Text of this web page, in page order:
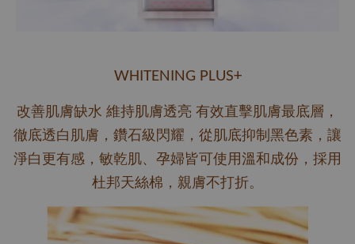
WHITENING PLUS+
改善肌膚缺水 維持肌膚透亮 有效直擊肌膚最底層，
徹底透白肌膚，鑽石級閃耀，從肌底抑制黑色素，讓
淨白更有感，敏乾肌、孕婦皆可使用溫和成份，採用
杜邦天絲棉，親膚不打折。